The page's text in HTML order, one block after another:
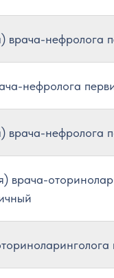
врача-нефролога
нефролога
врача-нефролога
врача-